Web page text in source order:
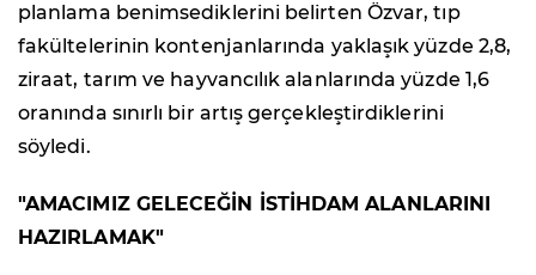
planlama benimsediklerini belirten Özvar, tıp
fakültelerinin kontenjanlarında yaklaşık yüzde 2,8,
ziraat, tarım ve hayvancılık alanlarında yüzde 1,6
oranında sınırlı bir artış gerçekleştirdiklerini
söyledi.
"AMACIMIZ GELECEĞİN İSTİHDAM ALANLARINI
HAZIRLAMAK"